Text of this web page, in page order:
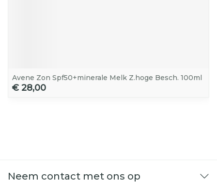
Avene Zon Spf50+minerale Melk Z.hoge Besch. 100ml
€ 28,00
Neem contact met ons op